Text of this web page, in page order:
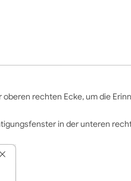
rechten Ecke, um die
in der unteren